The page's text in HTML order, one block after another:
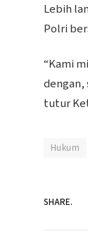
Lebih
Polri
“Kami
tutur
Hukum
SHARE.